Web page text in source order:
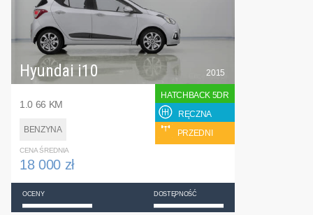
Hyundai i10
1.0 66 KM
BENZYNA
2015
HATCHBACK 5DR
RĘCZNA
PRZEDNI
CENA ŚREDNIA
18 000 zł
OCENY DOSTĘPNOŚĆ